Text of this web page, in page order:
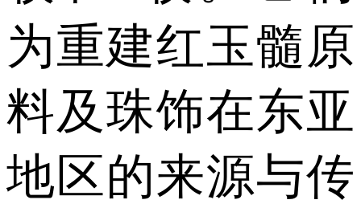
为重建红玉髓原
料及珠饰在东亚
地区的来源与传